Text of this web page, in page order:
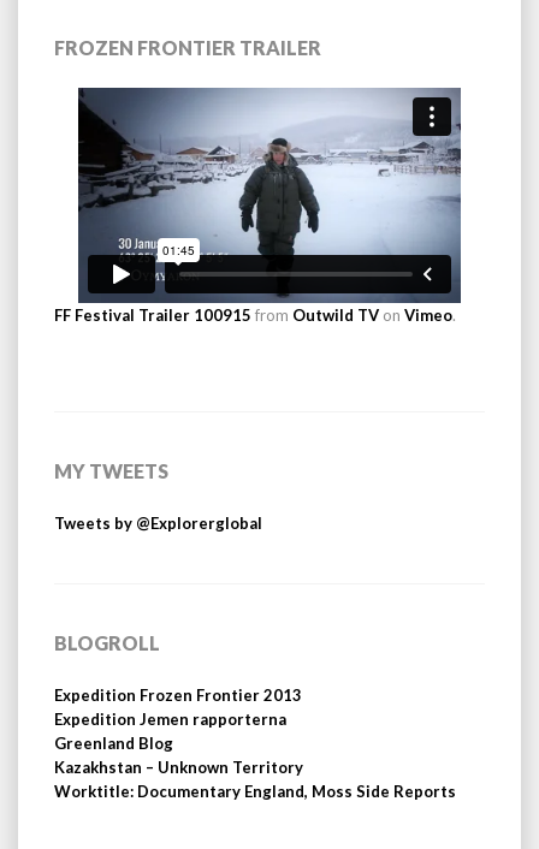
FROZEN FRONTIER TRAILER
FF Festival Trailer 100915 from Outwild TV on Vimeo.
MY TWEETS
Tweets by @Explorerglobal
BLOGROLL
Expedition Frozen Frontier 2013
Expedition Jemen rapporterna
Greenland Blog
Kazakhstan – Unknown Territory
Worktitle: Documentary England, Moss Side Reports